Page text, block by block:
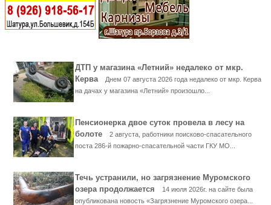
ДТП у магазина «Летний» недалеко от мкр.
Керва
Днем 07 августа 2026 года недалеко от мкр. Керва
на дачах у магазина «Летний» произошло...
Пенсионерка двое суток провела в лесу на
болоте
2 августа, работники поисково-спасательного
поста 286-й пожарно-спасательной части ГКУ МО...
Течь устранили, но загрязнение Муромского
озера продолжается
14 июля 2026г. на сайте была
опубликована новость «Загрязнение Муромского озера...